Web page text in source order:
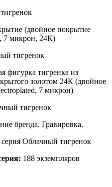
(двойное покрытие
7 микрон, 24К)
фигурка тигренка из
золотом 24К (двойное
7 микрон)
бренда. Гравировка.
188 экземпляров